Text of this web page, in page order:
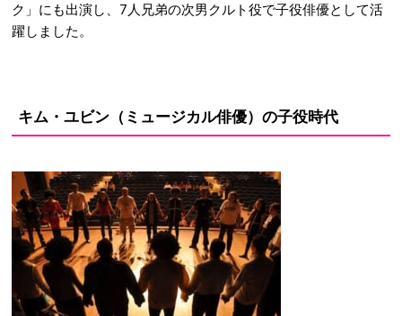
ク」にも出演し、7人兄弟の次男クルト役で子役俳優として活
躍しました。
キム・ユビン（ミュージカル俳優）の子役時代